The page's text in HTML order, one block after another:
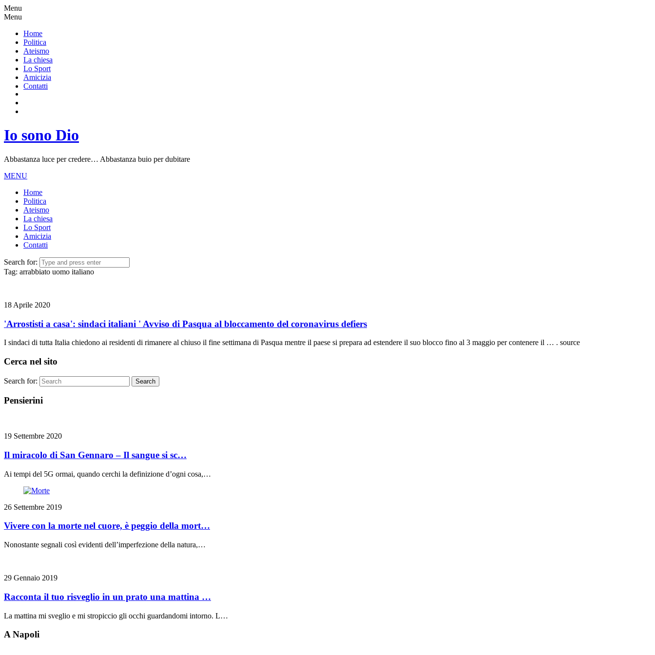
Menu
Menu
Home
Politica
Ateismo
La chiesa
Lo Sport
Amicizia
Contatti
Io sono Dio
Abbastanza luce per credere… Abbastanza buio per dubitare
MENU
Home
Politica
Ateismo
La chiesa
Lo Sport
Amicizia
Contatti
Search for:
Tag: arrabbiato uomo italiano
18 Aprile 2020
'Arrostisti a casa': sindaci italiani ' Avviso di Pasqua al bloccamento del coronavirus defiers
I sindaci di tutta Italia chiedono ai residenti di rimanere al chiuso il fine settimana di Pasqua mentre il paese si prepara ad estendere il suo blocco fino al 3 maggio per contenere il … . source
Cerca nel sito
Search for: Search
Pensierini
19 Settembre 2020
Il miracolo di San Gennaro – Il sangue si sc…
Ai tempi del 5G ormai, quando cerchi la definizione d’ogni cosa,…
26 Settembre 2019
Vivere con la morte nel cuore, è peggio della mort…
Nonostante segnali così evidenti dell’imperfezione della natura,…
29 Gennaio 2019
Racconta il tuo risveglio in un prato una mattina …
La mattina mi sveglio e mi stropiccio gli occhi guardandomi intorno. L…
A Napoli